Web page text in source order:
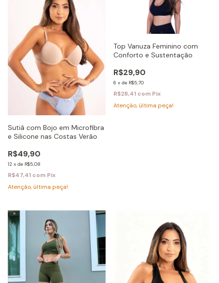
Sutiã com Bojo em Microfibra
e Silicone nas Costas Verão
R$49,90
12 x de R$5,08
R$47,41 com Pix
Atenção, última peça!
Top Vanuza Feminino com
Conforto e Sustentação
R$29,90
6 x de R$5,70
R$28,41 com Pix
Atenção, última peça!